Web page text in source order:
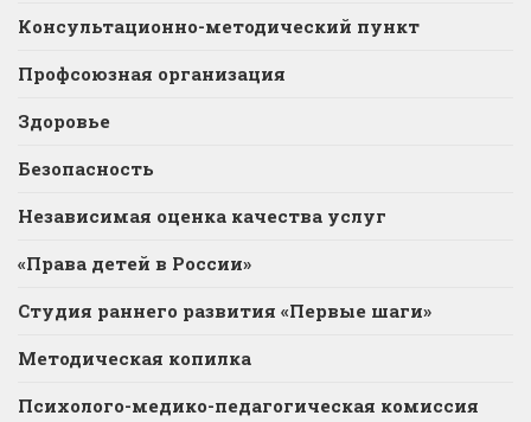
Консультационно-методический пункт
Профсоюзная организация
Здоровье
Безопасность
Независимая оценка качества услуг
«Права детей в России»
Студия раннего развития «Первые шаги»
Методическая копилка
Психолого-медико-педагогическая комиссия